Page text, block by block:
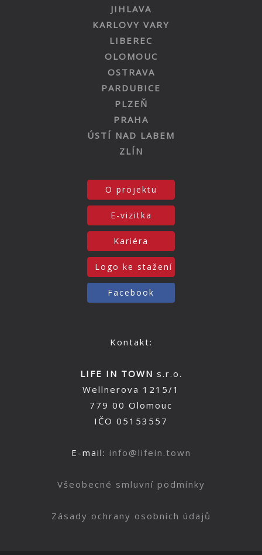
JIHLAVA
KARLOVY VARY
LIBEREC
OLOMOUC
OSTRAVA
PARDUBICE
PLZEŇ
PRAHA
ÚSTÍ NAD LABEM
ZLÍN
O projektu
E-vizitka
Kariéra
Logo ke stažení
Facebook
Kontakt:
LIFE IN TOWN s.r.o.
Wellnerova 1215/1
779 00 Olomouc
IČO 05153557
E-mail: info@lifein.town
Všeobecné smluvní podmínky
Zásady ochrany osobních údajů